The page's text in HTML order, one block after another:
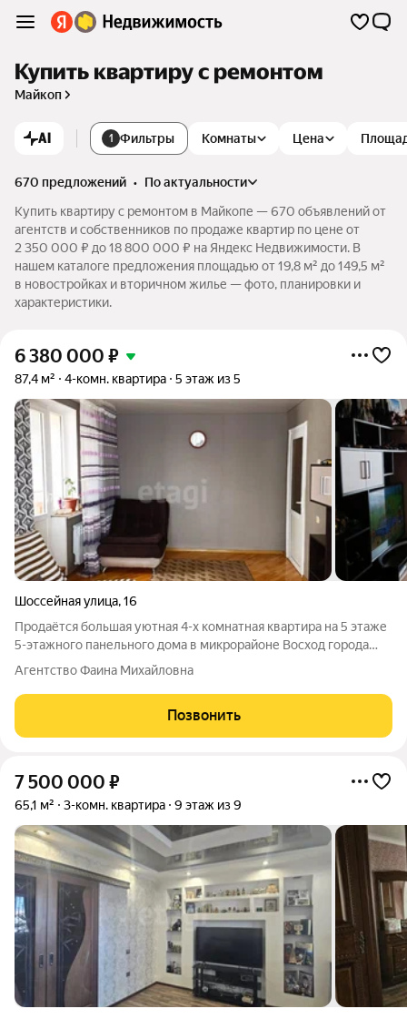
Купить квартиру с ремонтом
Майкоп
AI 1 Фильтры Комнаты Цена
670 предложений •
по актуальности
Купить квартиру с ремонтом в Майкопе — 670 объявлений от
агентств и собственников по продаже квартир по цене от
2 350 000 ₽ до 18 800 000 ₽ на Яндекс Недвижимости. В
нашем каталоге предложения площадью от 19,8 м² до 149,5 м²
в новостройках и вторичном жилье — фото, планировки и
характеристики.
6 380 000 ₽
87,4 м² 4-комн. квартира 5 этаж из 5
Шоссейная улица,16
Продаётся большая уютная 4-х комнатная квартира на 5 этаже
5-этажного панельного дома в микрорайоне Восход города
Майкопа. Общая площадь квартиры 87,4 кв.м., в т.ч. жилая - 58,2
и зал
Агентство Фаина Михайловна
Позвонить
7 500 000 ₽
65,1 м² 3-комн. квартира 9 этаж из 9